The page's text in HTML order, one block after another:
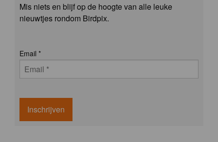
Mis niets en blijf op de hoogte van alle leuke
nieuwtjes rondom Birdpix.
Email *
Inschrijven